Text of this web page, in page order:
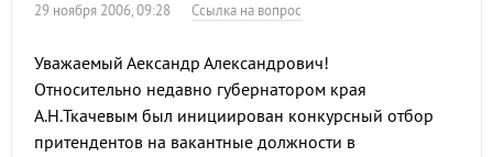
29 ноября 2006, 09:28 Ссылка на вопрос
Уважаемый Аександр Александрович!
Относительно недавно губернатором края
А.Н.Ткачевым был инициирован конкурсный отбор
притендентов на вакантные должности в